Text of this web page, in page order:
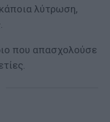
λύτρωση,
που απασχολούσε